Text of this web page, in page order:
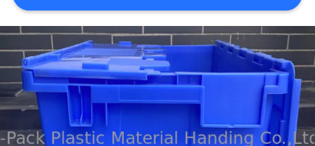
DEMANDEZ
UN
DEVIS
PLAN
DU